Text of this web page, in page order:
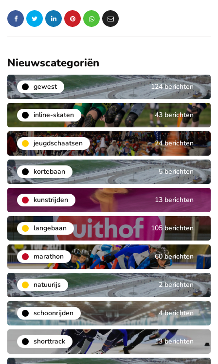
Nieuwscategoriën
gewest 124 berichten
inline-skaten 43 berichten
jeugdschaatsen 24 berichten
kortebaan 5 berichten
kunstrijden 13 berichten
langebaan 105 berichten
marathon 60 berichten
natuurijs 2 berichten
schoonrijden 4 berichten
shorttrack 13 berichten